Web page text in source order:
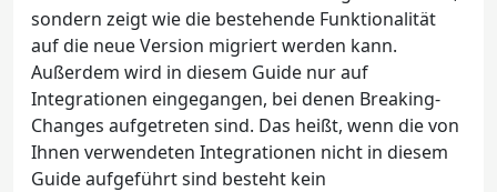
sondern zeigt wie die bestehende Funktionalität
auf die neue Version migriert werden kann.
Außerdem wird in diesem Guide nur auf
Integrationen eingegangen, bei denen Breaking-
Changes aufgetreten sind. Das heißt, wenn die von
Ihnen verwendeten Integrationen nicht in diesem
Guide aufgeführt sind besteht kein